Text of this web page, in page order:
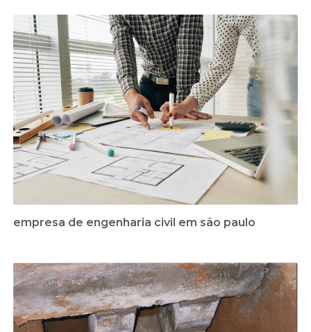
empresa de engenharia civil em são paulo